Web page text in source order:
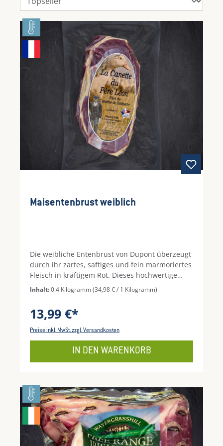
Maisentenbrust weiblich
Die weibliche Entenbrust von Dupont überzeugt
durch ihr zartes, saftiges und fein marmoriertes
Fleisch in kräftigem Rot. Dieses hochwertige
Stück zeichnet sich durch einen geringen
Fettanteil aus, bleibt dabei aber dennoch
Braten oder Grillen.Wird die dicke, aufliegende
Fettschicht vor der Zubereitung mit einem
verhindert man, dass sich das Fett
legen – egal, ob für besondere Anlässe oder die
gehobene Alltagsküche.Hinweis: Vor Verzehr
vollständig durcherhitzen und auf ausreichende
Küchenhygiene achten!
Inhalt:0.4 Kilogramm(34,98 € / 1 Kilogramm)
13,99 €*
Preise inkl. MwSt. zzgl. Versandkosten
IN DEN WARENKORB